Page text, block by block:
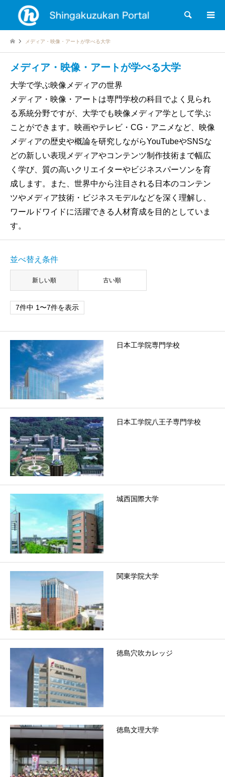
検索
メディア・映像・アートが学べる大学
メディア・映像・アートが学べる大学
大学で学ぶ映像メディアの世界
メディア・映像・アートは専門学校の科目でよく見られ
る系統分野ですが、大学でも映像メディア学として学ぶ
ことができます。映画やテレビ・CG・アニメなど、映像
メディアの歴史や概論を研究しながらYouTubeやSNSな
どの新しい表現メディアやコンテンツ制作技術まで幅広
く学び、質の高いクリエイターやビジネスパーソンを育
成します。また、世界中から注目される日本のコンテン
ツやメディア技術・ビジネスモデルなどを深く理解し、
ワールドワイドに活躍できる人材育成を目的としていま
す。
並べ替え条件
新しい順 古い順
7件中 1〜7件を表示
日本工学院専門学校
日本工学院八王子専門学校
城西国際大学
関東学院大学
徳島穴吹カレッジ
徳島文理大学